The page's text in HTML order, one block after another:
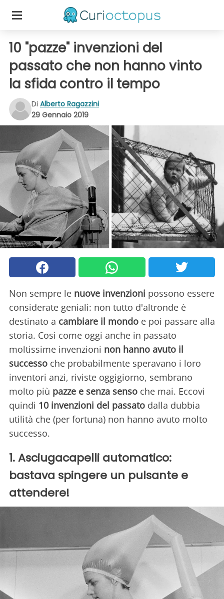
10 "pazze" invenzioni del
passato che non hanno vinto
la sfida contro il tempo
Di Alberto Ragazzini
29 Gennaio 2019
Non sempre le nuove invenzioni possono essere
considerate geniali: non tutto d'altronde è
destinato a cambiare il mondo e poi passare alla
storia. Così come oggi anche in passato
moltissime invenzioni non hanno avuto il
successo che probabilmente speravano i loro
inventori anzi, riviste oggigiorno, sembrano
molto più pazze e senza senso che mai. Eccovi
quindi 10 invenzioni del passato dalla dubbia
utilità che (per fortuna) non hanno avuto molto
successo.
1. Asciugacapelli automatico:
bastava spingere un pulsante e
attendere!